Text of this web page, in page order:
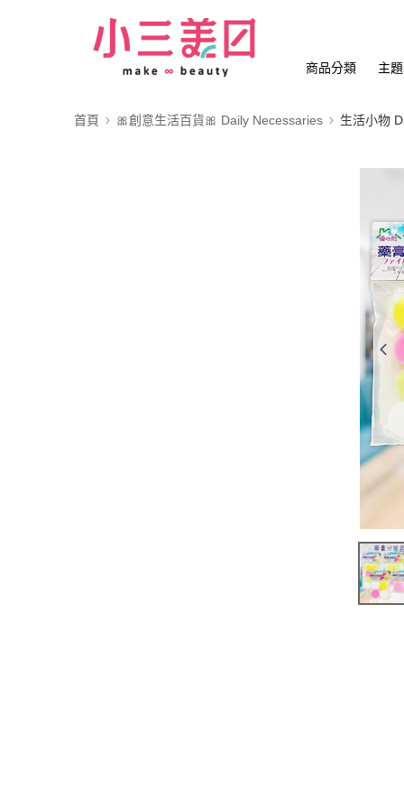
商品分類 主
首頁 🎀創意生活百貨🎀 Daily Necessaries 生活小物